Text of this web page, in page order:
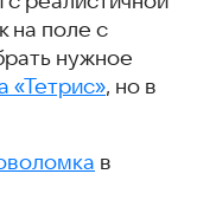
на поле с
нужное
«Тетрис», но в
в